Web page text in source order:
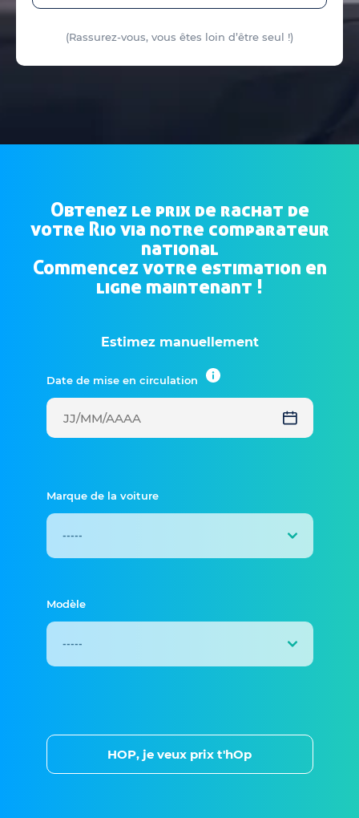
(Rassurez-vous, vous êtes loin d’être seul !)
Obtenez le prix de rachat de
votre Rio via notre comparateur
national
Commencez votre estimation en
ligne maintenant !
Estimez manuellement
Date de mise en circulation
Marque de la voiture
Modèle
HOP, je veux prix t'hOp